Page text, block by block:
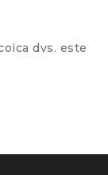
dvs. este